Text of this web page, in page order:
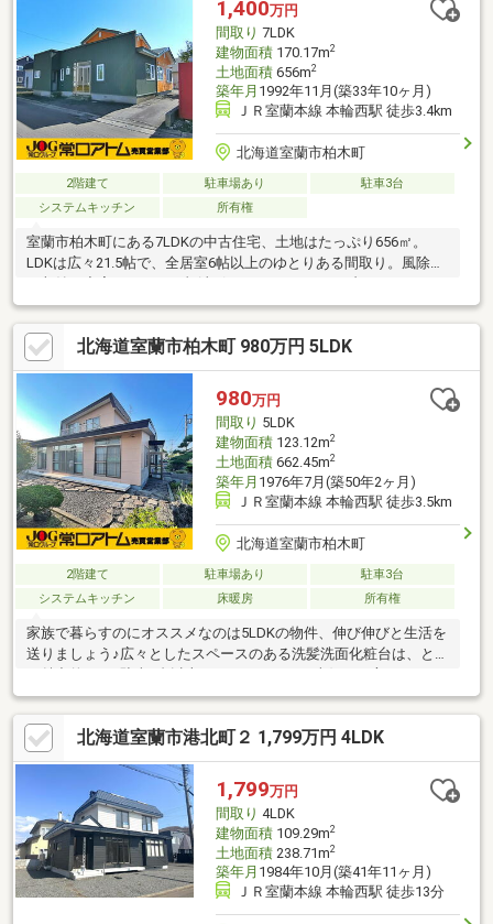
1,400万円
間取り 7LDK
建物面積170.17m2
土地面積656m2
築年月 1992年11月(築33年10ヶ月)
ＪＲ室蘭本線 本輪西駅 徒歩3.4km
北海道室蘭市柏木町
2階建て 駐車場あり
駐車3台
システムキッチン
所有権
室蘭市柏木町にある7LDKの中古住宅、土地はたっぷり656㎡。
LDKは広々21.5帖で、全居室6帖以上のゆとりある間取り。風除室
ッチンなど設備も整っています。上下水道・LPガス完備で、寒い
季節も快適。現在居住中のため、内覧をご希望の方は事前に日程
調整をお願いします。気になる方はお気軽にお問い合わせくださ
い！
北海道室蘭市柏木町 980万円 5LDK
980万円
間取り 5LDK
建物面積123.12m2
土地面積662.45m2
築年月 1976年7月(築50年2ヶ月)
ＪＲ室蘭本線 本輪西駅 徒歩3.5km
北海道室蘭市柏木町
2階建て 駐車場あり
駐車3台
システムキッチン
床暖房 所有権
家族で暮らすのにオススメなのは5LDKの物件、伸び伸びと生活を
送りましょう♪広々としたスペースのある洗髪洗面化粧台は、とて
も魅力的です♪駐車5台以上となっているので車好きの方におすす
めです♪ファミリーに好評♪経済的にもうれしい中古の戸建て物件
です♪床暖房は、他の暖房器具のようにこまめな掃除が不要なの
で、日々のお手入れが簡単です♪建物面積123.12㎡の物件で広々し
てます♪和室8畳以上なら、大型のコタツを設置する事もできます
北海道室蘭市港北町２ 1,799万円 4LDK
1,799万円
間取り 4LDK
建物面積109.29m2
土地面積238.71m2
築年月 1984年10月(築41年11ヶ月)
ＪＲ室蘭本線 本輪西駅 徒歩13分